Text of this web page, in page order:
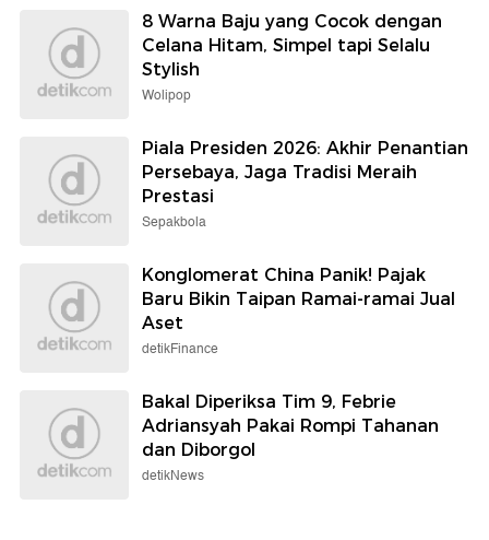
8 Warna Baju yang Cocok dengan
Celana Hitam, Simpel tapi Selalu
Stylish
Wolipop
Piala Presiden 2026: Akhir Penantian
Persebaya, Jaga Tradisi Meraih
Prestasi
Sepakbola
Konglomerat China Panik! Pajak
Baru Bikin Taipan Ramai-ramai Jual
Aset
detikFinance
Bakal Diperiksa Tim 9, Febrie
Adriansyah Pakai Rompi Tahanan
dan Diborgol
detikNews